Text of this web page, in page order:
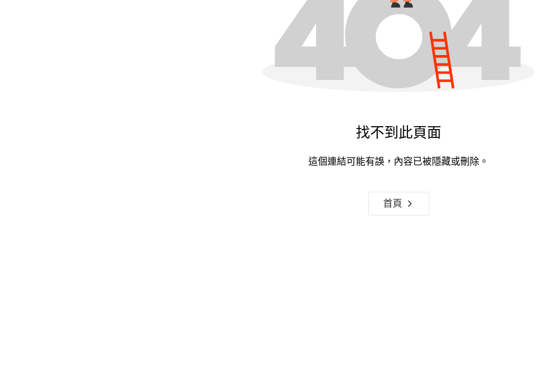
找不到此頁面
這個連結可能有誤，內容已被隱藏或刪除。
首頁